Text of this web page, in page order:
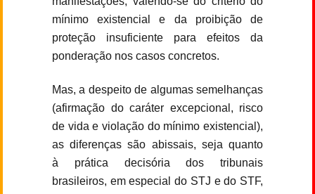
mínimo existencial e da proibição de
proteção insuficiente para efeitos da
ponderação nos casos concretos.
Mas, a despeito de algumas semelhanças
(afirmação do caráter excepcional, risco
de vida e violação do mínimo existencial),
as diferenças são abissais, seja quanto
à prática decisória dos tribunais
brasileiros, em especial do STJ e do STF,